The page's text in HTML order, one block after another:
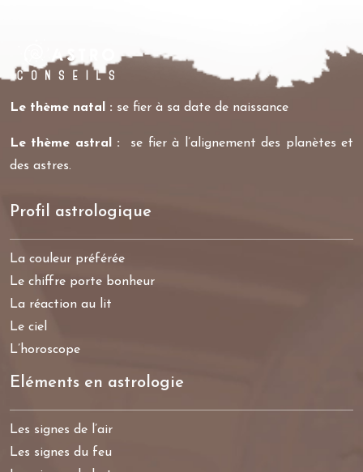
Le thème natal : se fier à sa date de naissance
Le thème astral :
se fier à l’alignement des planètes et
des astres.
Profil astrologique
La couleur préférée
Le chiffre porte bonheur
La réaction au lit
Le ciel
L’horoscope
Eléments en astrologie
Les signes de l’air
Les signes du feu